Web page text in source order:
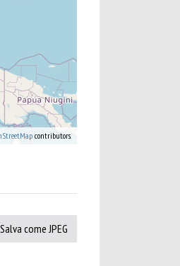
contributors.
Salva come JPEG